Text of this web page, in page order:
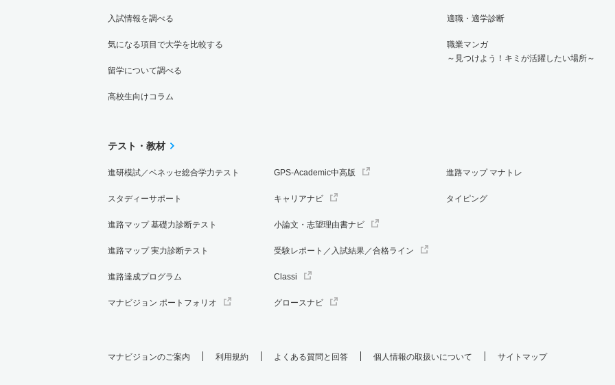
入試情報を調べる
気になる項目で大学を比較する
留学について調べる
高校生向けコラム
適職・適学診断
職業マンガ
～見つけよう！キミが活躍したい場所～
テスト・教材
進研模試／ベネッセ総合学力テスト
スタディーサポート
進路マップ 基礎力診断テスト
進路マップ 実力診断テスト
進路達成プログラム
マナビジョン ポートフォリオ
GPS-Academic中高版
キャリアナビ
小論文・志望理由書ナビ
受験レポート／入試結果／合格ライン
Classi
グロースナビ
進路マップ マナトレ
タイピング
マナビジョンのご案内 利用規約 よくある質問と回答 個人情報の取扱いについて サイトマップ